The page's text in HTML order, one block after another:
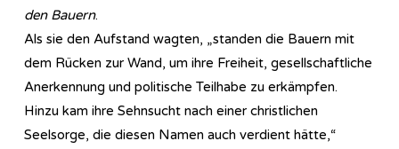
den Bauern.
Als sie den Aufstand wagten, „standen die Bauern mit
dem Rücken zur Wand, um ihre Freiheit, gesellschaftliche
Anerkennung und politische Teilhabe zu erkämpfen.
Hinzu kam ihre Sehnsucht nach einer christlichen
Seelsorge, die diesen Namen auch verdient hätte,“